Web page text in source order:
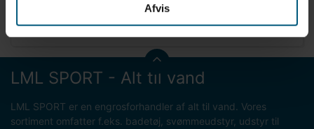
Afvis
LML SPORT - Alt til vand
LML SPORT er en engrosforhandler af alt til vand. Vores
sortiment omfatter f.eks. badetøj, svømmeudstyr, udstyr til